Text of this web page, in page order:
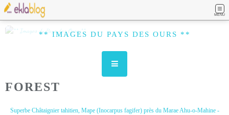
MENU
** IMAGES DU PAYS DES OURS **
FOREST
Superbe Châtaignier tahitien, Mape (Inocarpus fagifer) près du Marae Ahu-o-Mahine -